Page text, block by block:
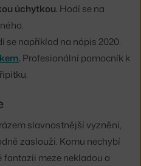
úchytkou. Hodí se na
se například na nápis 2020.
. Profesionální pomocník k
slavnostnější vyznění,
zaslouží. Komu nechybí
fantazii meze nekladou a